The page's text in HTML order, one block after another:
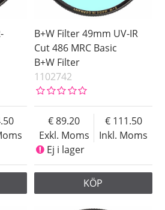
B+W Filter 49mm UV-IR
Cut 486 MRC Basic
B+W Filter
1102742
Exkl. Moms
89.20
Inkl. Moms
111.50
Ej i lager
KÖP